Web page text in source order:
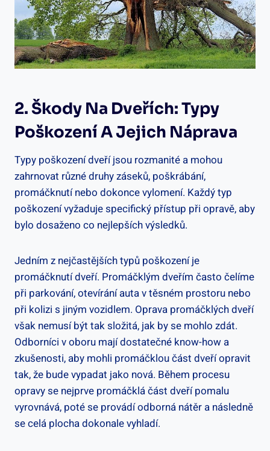
2. Škody Na Dveřích: Typy
Poškození A Jejich Náprava
Typy poškození dveří jsou rozmanité a mohou
zahrnovat různé druhy záseků, poškrábání,
promáčknutí nebo dokonce vylomení. Každý typ
poškození vyžaduje specifický přístup při opravě, aby
bylo dosaženo co nejlepších výsledků.
Jedním z nejčastějších typů poškození je
promáčknutí dveří. Promáčklým dveřím často čelíme
při parkování, otevírání auta v těsném prostoru nebo
při kolizi s jiným vozidlem. Oprava promáčklých dveří
však nemusí být tak složitá, jak by se mohlo zdát.
Odborníci v oboru mají dostatečné know-how a
zkušenosti, aby mohli promáčklou část dveří opravit
tak, že bude vypadat jako nová. Během procesu
opravy se nejprve promáčklá část dveří pomalu
vyrovnává, poté se provádí odborná nátěr a následně
se celá plocha dokonale vyhladí.